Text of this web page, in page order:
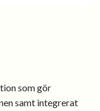
som gör
samt integrerat